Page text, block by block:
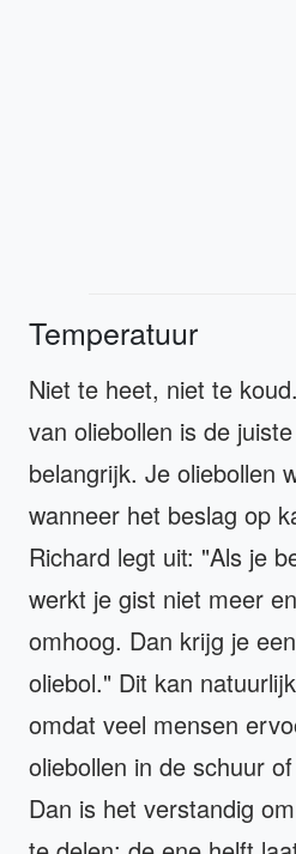
Temperatuur
Niet te heet, niet te
van oliebollen is de
belangrijk. Je oliebollen
wanneer het beslag op
Richard legt uit: "Als je
werkt je gist niet meer
omhoog. Dan krijg je
oliebol." Dit kan
omdat veel mensen
oliebollen in de schuur
Dan is het verstandig